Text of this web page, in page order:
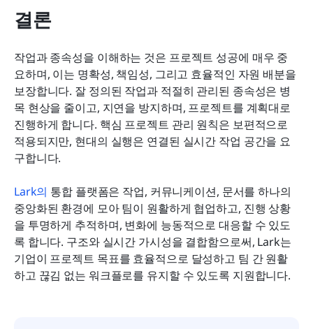
결론
작업과 종속성을 이해하는 것은 프로젝트 성공에 매우 중
요하며, 이는 명확성, 책임성, 그리고 효율적인 자원 배분을
보장합니다. 잘 정의된 작업과 적절히 관리된 종속성은 병
목 현상을 줄이고, 지연을 방지하며, 프로젝트를 계획대로
진행하게 합니다. 핵심 프로젝트 관리 원칙은 보편적으로
적용되지만, 현대의 실행은 연결된 실시간 작업 공간을 요
구합니다.
Lark의 통합 플랫폼은 작업, 커뮤니케이션, 문서를 하나의
중앙화된 환경에 모아 팀이 원활하게 협업하고, 진행 상황
을 투명하게 추적하며, 변화에 능동적으로 대응할 수 있도
록 합니다. 구조와 실시간 가시성을 결합함으로써, Lark는
기업이 프로젝트 목표를 효율적으로 달성하고 팀 간 원활
하고 끊김 없는 워크플로를 유지할 수 있도록 지원합니다.